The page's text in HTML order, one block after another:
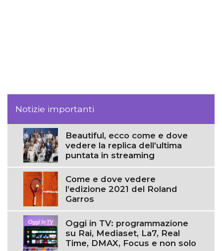
Notizie importanti
Beautiful, ecco come e dove
vedere la replica dell’ultima
puntata in streaming
Come e dove vedere
l’edizione 2021 del Roland
Garros
Oggi in TV: programmazione
su Rai, Mediaset, La7, Real
Time, DMAX, Focus e non solo